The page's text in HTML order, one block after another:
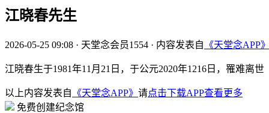
江晓春先生
2026-05-25 09:08 · 天堂念会员1554 · 内容发表自 《天堂念APP》
江晓春生于1981年11月21日，于公元2020年1216日，罹难离世
以上内容发表自 《天堂念APP》 请点击下载APP查看更多
免费创建纪念馆